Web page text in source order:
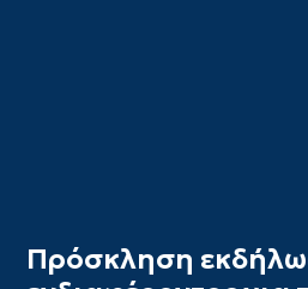
Πρόσκληση